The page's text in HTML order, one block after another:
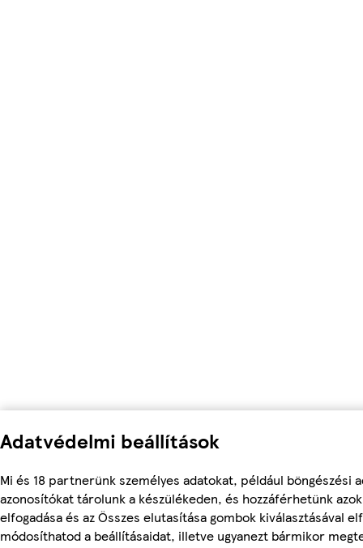
Adatvédelmi beállítások
Mi és 18 partnerünk személyes adatokat, például böngészési
azonosítókat tárolunk a készülékeden, és hozzáférhetünk
elfogadása és az Összes elutasítása gombok kiválasztásával
módosíthatod a beállításaidat, illetve ugyanezt bármikor